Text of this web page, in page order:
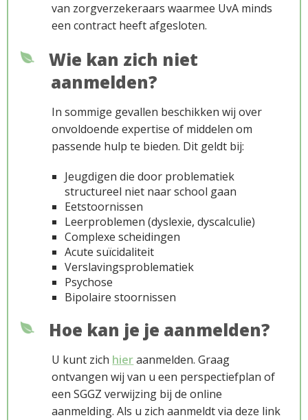
Aanmeldproces
van zorgverzekeraars waarmee UvA minds
een contract heeft afgesloten.
Wie kan zich niet
aanmelden?
In sommige gevallen beschikken wij over
onvoldoende expertise of middelen om
passende hulp te bieden. Dit geldt bij:
Jeugdigen die door problematiek
structureel niet naar school gaan
Eetstoornissen
Leerproblemen (dyslexie, dyscalculie)
Complexe scheidingen
Acute suïcidaliteit
Verslavingsproblematiek
Psychose
Bipolaire stoornissen
Hoe kan je je aanmelden?
U kunt zich hieraanmelden. Graag
ontvangen wij van u een perspectiefplan of
een SGGZ verwijzing bij de online
aanmelding. Als u zich aanmeldt via deze link